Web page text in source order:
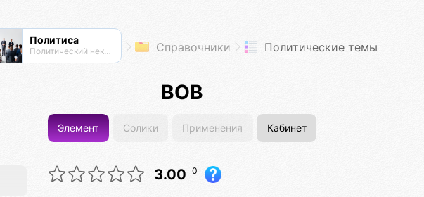
Политиса
Политический нексус Справочники Политические темы
ВОВ
Элемент Солики Применения Кабинет
3.00 0